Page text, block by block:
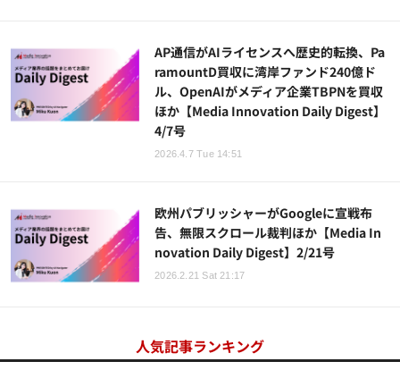
AP通信がAIライセンスへ歴史的転換、Pa
ramountD買収に湾岸ファンド240億ド
ル、OpenAIがメディア企業TBPNを買収
ほか【Media Innovation Daily Digest】
4/7号
2026.4.7 Tue 14:51
欧州パブリッシャーがGoogleに宣戦布
告、無限スクロール裁判ほか【Media In
novation Daily Digest】2/21号
2026.2.21 Sat 21:17
人気記事ランキング